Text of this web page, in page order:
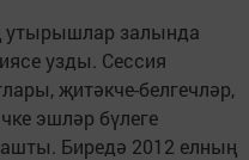
утырышлар залында
узды. Сессия
җитәкче-белгечләр,
эшләр бүлеге
Биредә 2012 елның